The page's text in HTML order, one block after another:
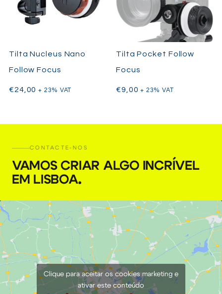
Tilta Nucleus Nano
Follow Focus
€24,00 + 23% VAT
Tilta Pocket Follow
Focus
€9,00 + 23% VAT
CONTACTE-NOS
VAMOS CRIAR ALGO INCRÍVEL
EM LISBOA.
Clique para aceitar os cookies marketing e
ativar este conteúdo